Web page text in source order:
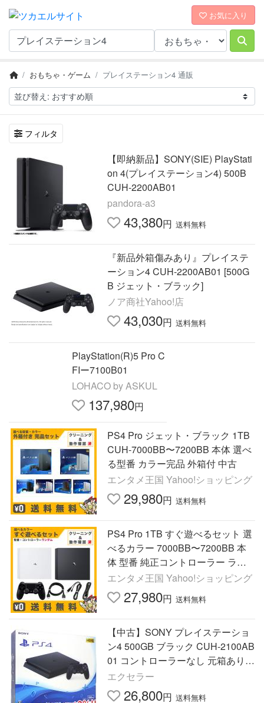
お気に入り
おもちゃ・ゲーム プレイステーション4 通販
フィルタ
【即納新品】SONY(SIE) PlayStati
on 4(プレイステーション4) 500B
CUH-2200AB01
pandora-a3
43,380円 送料無料
『新品外箱傷みあり』プレイステ
ーション4 CUH-2200AB01 [500G
B ジェット・ブラック]
ノア商社Yahoo!店
43,030円 送料無料
PlayStation(R)5 Pro C
FIー7100B01
LOHACO by ASKUL
137,980円
PS4 Pro ジェット・ブラック 1TB
CUH-7000BB〜7200BB 本体 選べ
る型番 カラー完品 外箱付 中古
エンタメ王国 Yahoo!ショッピング
29,980円 送料無料
PS4 Pro 1TB すぐ遊べるセット 選
べるカラー 7000BB〜7200BB 本
体 型番 純正コントローラー ラン
ダム PlayStation4 SONY ソニー 中
古
エンタメ王国 Yahoo!ショッピング
27,980円 送料無料
【中古】SONY プレイステーショ
ン4 500GB ブラック CUH-2100AB
01 コントローラーなし 元箱あり
【いつでも+1％！5のつく日と日
曜日は+2%！】 爆買
エクセラー
26,800円 送料無料